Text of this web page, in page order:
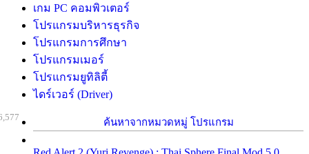
เกม PC คอมพิวเตอร์
โปรแกรมบริหารธุรกิจ
โปรแกรมการศึกษา
โปรแกรมเมอร์
โปรแกรมยูทิลิตี้
ไดร์เวอร์ (Driver)
ค้นหาจากหมวดหมู่ โปรแกรม